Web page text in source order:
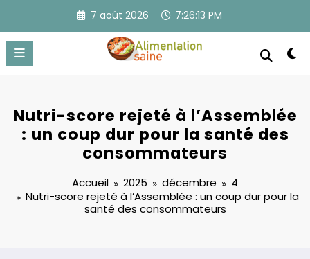
contenu
7 août 2026 7:26:14 PM
Nutri-score rejeté à l’Assemblée
: un coup dur pour la santé des
consommateurs
Accueil 2025 décembre
4
Nutri-score rejeté à l’Assemblée : un coup dur pour la
santé des consommateurs